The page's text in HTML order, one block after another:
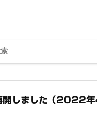
しました（2022年